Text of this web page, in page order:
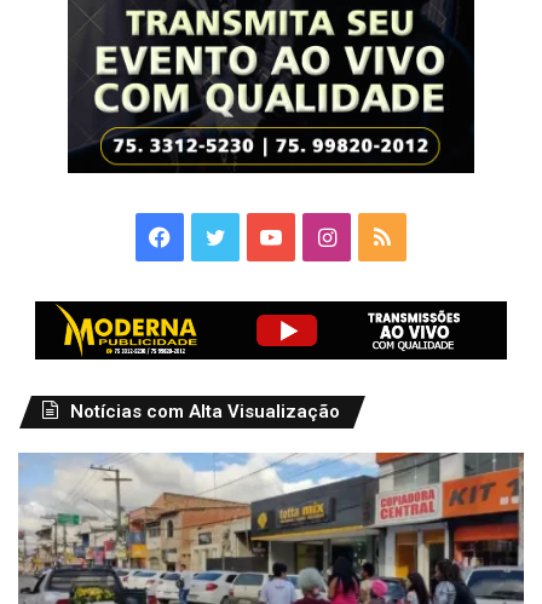
Facebook
TwitterYouTubeInstagram
RSS
Notícias com Alta Visualização